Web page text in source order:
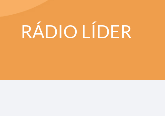
RÁDIO LÍDER